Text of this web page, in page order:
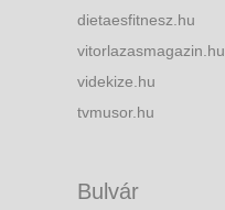
dietaesfitnesz.hu
vitorlazasmagazin.hu
videkize.hu
tvmusor.hu
Bulvár